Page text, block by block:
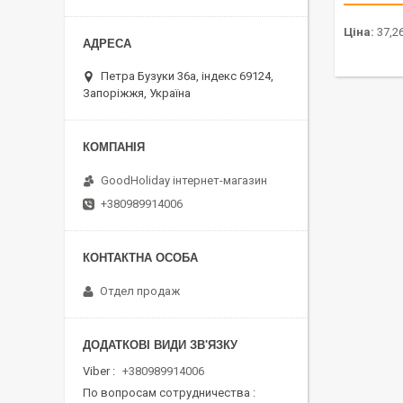
Ціна:
Петра Бузуки 36a, індекс 69124,
Запоріжжя, Україна
GoodHoliday інтернет-магазин
+380989914006
Отдел продаж
Viber
+380989914006
По вопросам сотрудничества